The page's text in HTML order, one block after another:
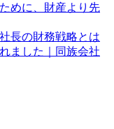
めに、財産より先
長の財務戦略とは
ました｜同族会社